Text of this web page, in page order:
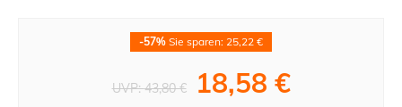
-57% Sie sparen: 25,22 €
UVP:43,80 € 18,58 €